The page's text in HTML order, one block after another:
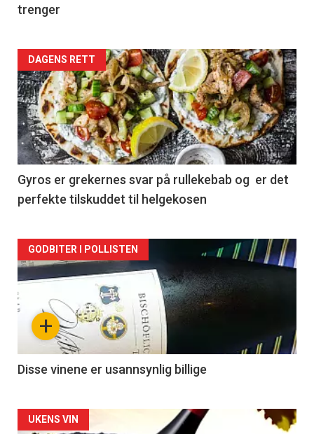
trenger
Forsiden
akkurat
nå
-
2
DAGENS RETT
Gyros er grekernes svar på rullekebab og er det
perfekte tilskuddet til helgekosen
Forsiden
akkurat
nå
3
+
GODBITER I POLLISTEN
Disse vinene er usannsynlig billige
Forsiden
UKENS VIN